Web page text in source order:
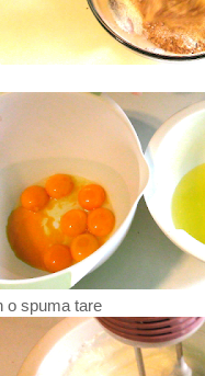
o spuma tare